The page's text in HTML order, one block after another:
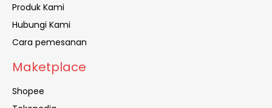
Produk Kami
Hubungi Kami
Cara pemesanan
Maketplace
Shopee